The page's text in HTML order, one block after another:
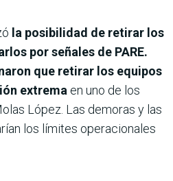
la posibilidad de retirar los
por señales de PARE.
que retirar los equipos
extrema en uno de los
López. Las demoras y las
los límites operacionales